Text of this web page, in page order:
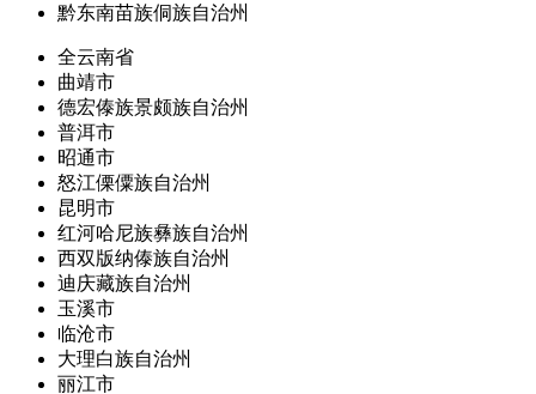
黔东南苗族侗族自治州
全云南省
曲靖市
德宏傣族景颇族自治州
普洱市
昭通市
怒江傈僳族自治州
昆明市
红河哈尼族彝族自治州
西双版纳傣族自治州
迪庆藏族自治州
玉溪市
临沧市
大理白族自治州
丽江市